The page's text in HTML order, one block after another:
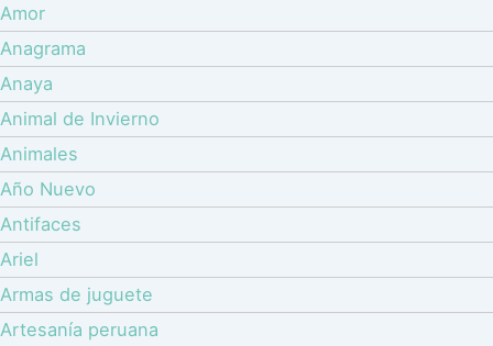
Amor
Anagrama
Anaya
Animal de Invierno
Animales
Año Nuevo
Antifaces
Ariel
Armas de juguete
Artesanía peruana